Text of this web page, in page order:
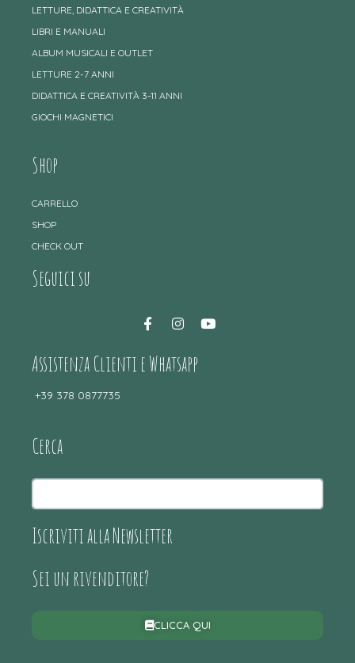
LETTURE, DIDATTICA E CREATIVITÀ
LIBRI E MANUALI
ALBUM MUSICALI E OUTLET
LETTURE 2-7 ANNI
DIDATTICA E CREATIVITÀ 3-11 ANNI
GIOCHI MAGNETICI
Shop
CARRELLO
SHOP
CHECK OUT
Seguici su
Assistenza Clienti e Whatsapp
+39 378 0877735
Cerca
Iscriviti alla Newsletter
Sei un rivenditore?
CLICCA QUI